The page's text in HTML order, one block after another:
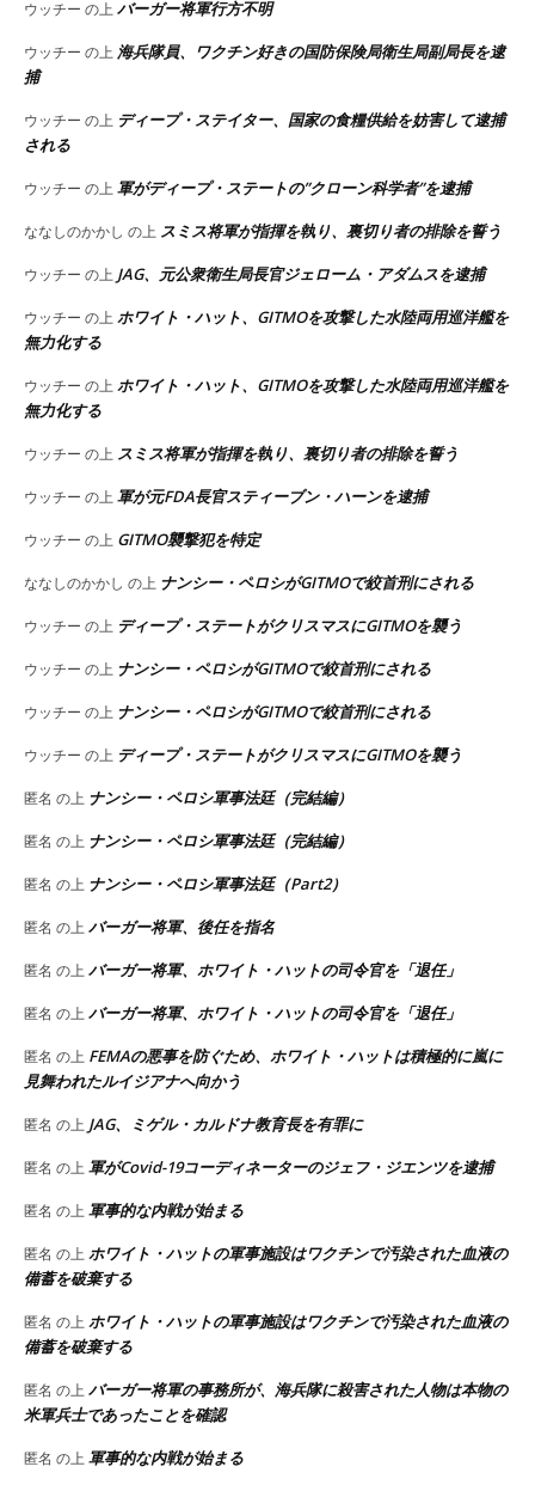
ウッチー の上 バーガー将軍行方不明
ウッチー の上 海兵隊員、ワクチン好きの国防保険局衛生局副局長を逮
捕
ウッチー の上 ディープ・ステイター、国家の食糧供給を妨害して逮捕
される
ウッチー の上 軍がディープ・ステートの”クローン科学者”を逮捕
ななしのかかし の上 スミス将軍が指揮を執り、裏切り者の排除を誓う
ウッチー の上 JAG、元公衆衛生局長官ジェローム・アダムスを逮捕
ウッチー の上 ホワイト・ハット、GITMOを攻撃した水陸両用巡洋艦を
無力化する
ウッチー の上 ホワイト・ハット、GITMOを攻撃した水陸両用巡洋艦を
無力化する
ウッチー の上 スミス将軍が指揮を執り、裏切り者の排除を誓う
ウッチー の上 軍が元FDA長官スティーブン・ハーンを逮捕
ウッチー の上 GITMO襲撃犯を特定
ななしのかかし の上 ナンシー・ペロシがGITMOで絞首刑にされる
ウッチー の上 ディープ・ステートがクリスマスにGITMOを襲う
ウッチー の上 ナンシー・ペロシがGITMOで絞首刑にされる
ウッチー の上 ナンシー・ペロシがGITMOで絞首刑にされる
ウッチー の上 ディープ・ステートがクリスマスにGITMOを襲う
匿名 の上 ナンシー・ペロシ軍事法廷（完結編）
匿名 の上 ナンシー・ペロシ軍事法廷（完結編）
匿名 の上 ナンシー・ペロシ軍事法廷（Part2）
匿名 の上 バーガー将軍、後任を指名
匿名 の上 バーガー将軍、ホワイト・ハットの司令官を「退任」
匿名 の上 バーガー将軍、ホワイト・ハットの司令官を「退任」
匿名 の上 FEMAの悪事を防ぐため、ホワイト・ハットは積極的に嵐に
見舞われたルイジアナへ向かう
匿名 の上 JAG、ミゲル・カルドナ教育長を有罪に
匿名 の上 軍がCovid-19コーディネーターのジェフ・ジエンツを逮捕
匿名 の上 軍事的な内戦が始まる
匿名 の上 ホワイト・ハットの軍事施設はワクチンで汚染された血液の
備蓄を破棄する
匿名 の上 ホワイト・ハットの軍事施設はワクチンで汚染された血液の
備蓄を破棄する
匿名 の上 バーガー将軍の事務所が、海兵隊に殺害された人物は本物の
米軍兵士であったことを確認
匿名 の上 軍事的な内戦が始まる